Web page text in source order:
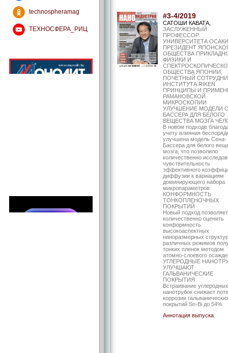
technospheramag
ТЕХНОСФЕРА_РИЦ
#3-4/2019
САТОШИ КАВАТА,
ЗАСЛУЖЕННЫЙ
ПРОФЕССОР
УНИВЕРСИТЕТА
ПРЕЗИДЕНТ
ОБЩЕСТВА
ФИЗИКИ И
ОБЩЕСТВА ЯПОНИИ,
ПОЧЕТНЫЙ
ИНСТИТУТА RIKEN
ПРИНЦИПЫ И
РАМАНОВСКОЙ
МИКРОСКОПИИ
УЛУЧШЕНИЕ МОДЕЛИ
БАССЕРА ДЛЯ БЕЛОГО
ВЕЩЕСТВА МОЗГА
В новом подходе
учету влияния
улучшена модель Сена-
Бассера для белого
мозга, что позволило
количественно
чувствительность
эффективного
диффузии к вариациям
доминирующего набора
микропараметров
КОНФОРМНОСТЬ
ТОНКОПЛЕНОЧНЫХ
ПОКРЫТИЙ
Новый подход позволяет
количественно оценить
конформность
высокоаспектных
наноразмерных
различных режимов
тонких пленок методом
атомно-слоевого
УГЛЕРОДНЫЕ
УЛУЧШАЮТ
ГАЛЬВАНИЧЕСКИЕ
ПОКРЫТИЯ
Встраивание углеродных
нанотрубок снижает
коррозии
покрытий Sn-Bi до 54%
Аннотация выпуска